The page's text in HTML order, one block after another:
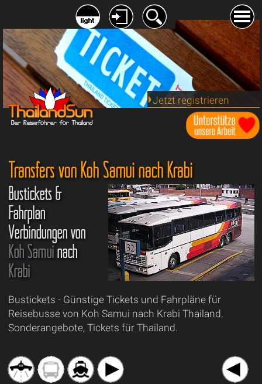
Jetzt registrieren
Transfers von Koh Samui nach Krabi
Bustickets &
Fahrplan
Verbindungen von
Koh Samuinach
Krabi
Bustickets - Günstige Tickets und Fahrpläne für
Reisebusse von Koh Samui nach Krabi Thailand.
Sonderangebote, Tickets für Thailand.